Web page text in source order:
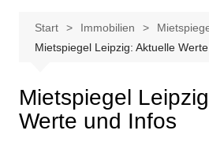
Start Immobilien
Mietspiegel Leipzig: Aktuelle
Mietspiegel
Werte und Infos